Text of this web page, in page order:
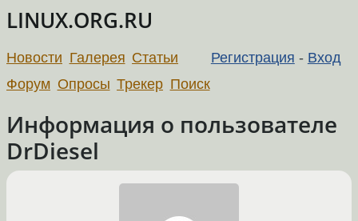
LINUX.ORG.RU
Регистрация - Вход
Новости Галерея Статьи
Форум Опросы Трекер Поиск
Информация о пользователе
DrDiesel